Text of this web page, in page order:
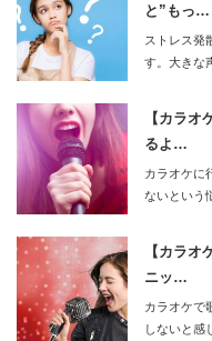
と”もっ…
ストレス発
す。大きな
【カラ
るよ…
カラオケに
ないという
【カラ
ニッ…
カラオケで
しないと感